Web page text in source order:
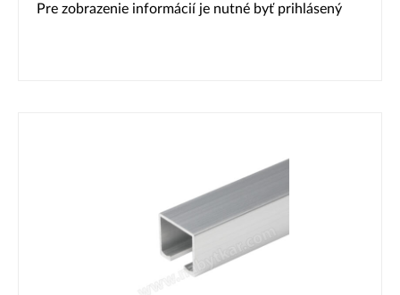
Pre zobrazenie informácií je nutné byť prihlásený